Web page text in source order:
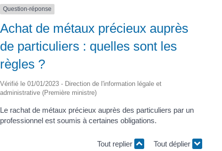
Question-réponse
Achat de métaux précieux auprès
de particuliers : quelles sont les
règles ?
Vérifié le 01/01/2023 - Direction de l'information légale et
administrative (Première ministre)
Le rachat de métaux précieux auprès des particuliers par un
professionnel est soumis à certaines obligations.
Tout replier Tout déplier